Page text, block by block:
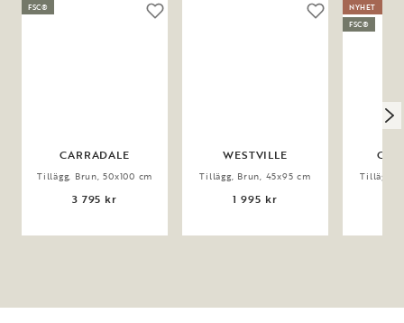
CARRADALE
Tillägg, Brun, 50x100 cm
3 795 kr
FSC®
WESTVILLE
Tillägg, Brun, 45x95 cm
1 995 kr
Tillägg,
NYHET
FSC®